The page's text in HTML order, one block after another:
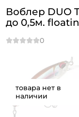
товара нет в
наличии
Воблер DUO
до 0,5м.